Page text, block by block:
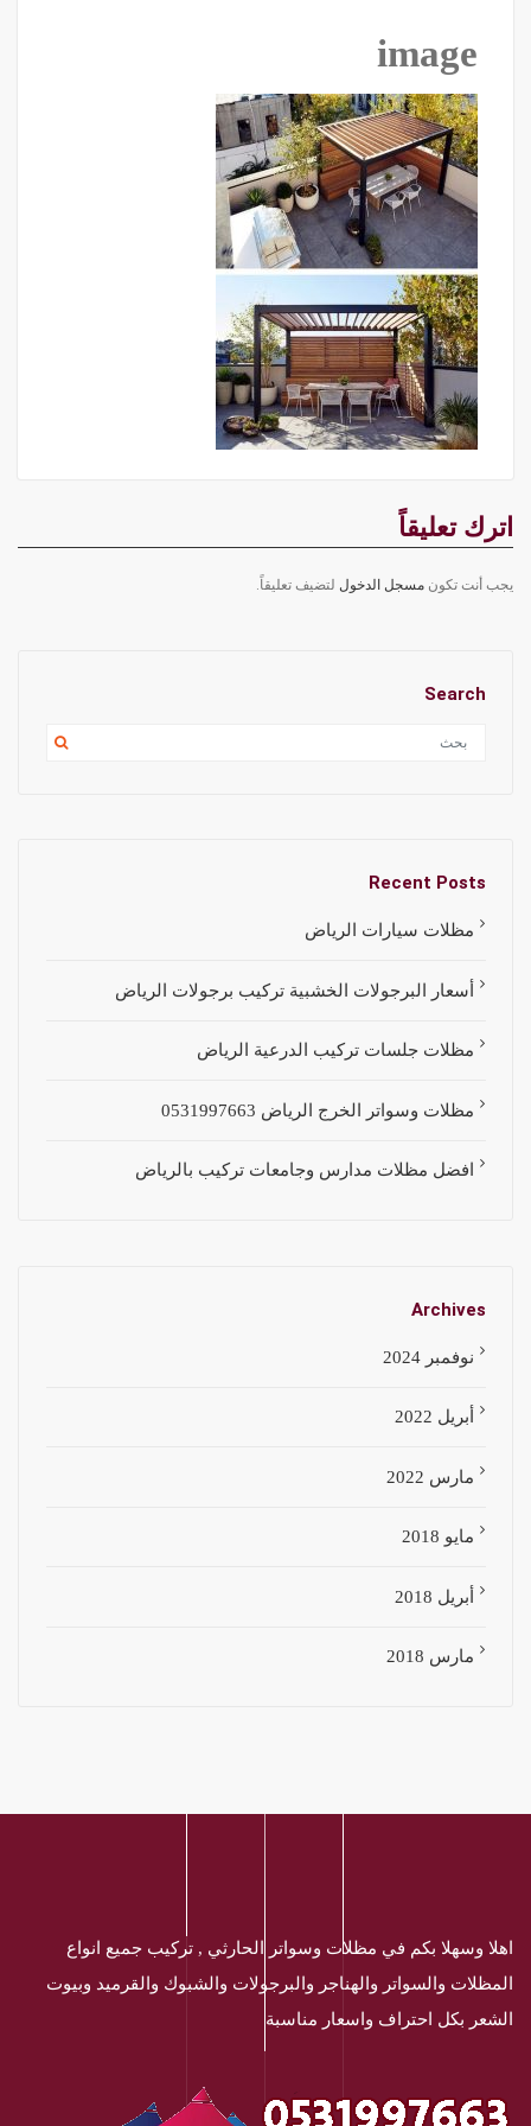
image
اترك تعليقاً
يجب أنت تكون مسجل الدخول لتضيف تعليقاً.
Search
Recent Posts
مظلات سيارات الرياض
أسعار البرجولات الخشبية تركيب برجولات الرياض
مظلات جلسات تركيب الدرعية الرياض
مظلات وسواتر الخرج الرياض 0531997663
افضل مظلات مدارس وجامعات تركيب بالرياض
Archives
نوفمبر 2024
أبريل 2022
مارس 2022
مايو 2018
أبريل 2018
مارس 2018
اهلا وسهلا بكم في مظلات وسواتر الحارثي , تركيب جميع انواع
المظلات والسواتر والهناجر والبرجولات والشبوك والقرميد وبيوت
الشعر بكل احتراف واسعار مناسبة